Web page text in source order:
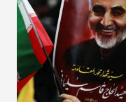
конфликте и
условиях,